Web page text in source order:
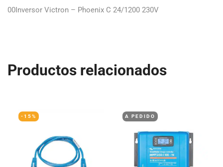
00Inversor Victron – Phoenix C 24/1200 230V
Productos relacionados
-15% A PEDIDO